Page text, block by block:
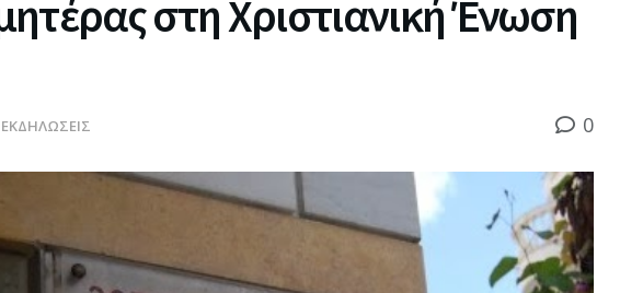
στη Χριστιανική Ένωση
ΕΚΔΗΛΩΣΕΙΣ 0